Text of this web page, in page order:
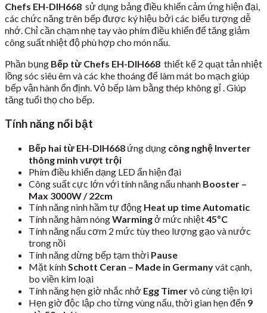
Chefs EH-DIH668 sử dụng bảng điều khiển cảm ứng hiện đại,
các chức năng trên bếp được ký hiệu bởi các biểu tượng dễ
nhớ. Chỉ cần chạm nhẹ tay vào phím điều khiển để tăng giảm
công suất nhiệt độ phù hợp cho món nấu.
Phần bụng Bếp từ Chefs EH-DIH668 thiết kế 2 quạt tản nhiệt
lồng sóc siêu êm và các khe thoáng để làm mát bo mạch giúp
bếp vận hành ổn định. Vỏ bếp làm bằng thép không gỉ . Giúp
tăng tuổi thọ cho bếp.
Tính năng nổi bật
Bếp hai từ EH-DIH668 ứng dụng công nghệ Inverter
thông minh vượt trội
Phím điều khiển dạng LED ẩn hiện đại
Công suất cực lớn với tính năng nấu nhanh Booster –
Max 3000W / 22cm
Tính năng ninh hầm tự động Heat up time Automatic
Tính năng hâm nóngWarmingở mức nhiệt45ºC
Tính năng nấu cơm 2 mức tùy theo lượng gạo và nước
trong nồi
Tính năng dừng bếp tạm thời Pause
Mặt kính Schott Ceran – Made in Germanyvát cạnh,
bo viền kim loại
Tính năng hẹn giờ nhắc nhở Egg Timervô cùng tiện lợi
Hẹn giờ độc lập cho từng vùng nấu, thời gian hẹn đến 9